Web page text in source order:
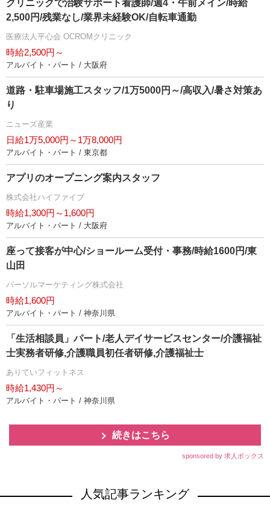
クリニックで治験サポート看護師/週4・午前メイン/時給
2,500円/残業なし/業界未経験OK/自転車通勤
医療法人平心会 OCROMクリニック
時給2,500円～
アルバイト・パート / 大阪府
道路・駐車場施工スタッフ/1万5000円～/高収入/暑さ対策あ
り
ニューズ産業
日給1万5,000円～1万8,000円
アルバイト・パート / 東京都
アプリのオープニング案内スタッフ
株式会社ハイファイブ
時給1,300円～1,600円
アルバイト・パート / 大阪府
座って接客が中心/ショールーム受付・事務/時給1600円/東
山田
パーソルマーケティング株式会社
時給1,600円
アルバイト・パート / 神奈川県
「生活相談員」パート/老人デイサービスセンター/介護福祉
士実務者研修,介護職員初任者研修,介護福祉士
ありていフィットネス
時給1,430円～
アルバイト・パート / 神奈川県
続きはこちら
sponsored by 求人ボックス
人気記事ランキング